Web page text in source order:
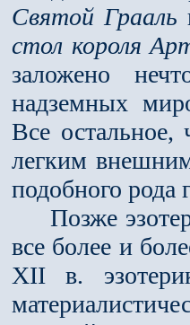
Святой Грааль
стол короля
заложено
надземных
Всe
лeгким
подобного рода
Позже
всe более и
XII в.